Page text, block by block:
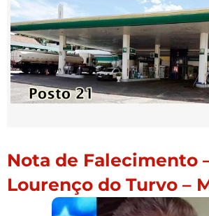
Nota de Falecimento
Lourenço do Turvo –